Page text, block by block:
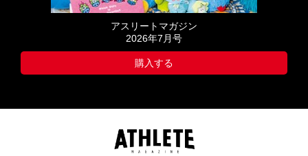
アスリートマガジン
2026年7月号
購入する